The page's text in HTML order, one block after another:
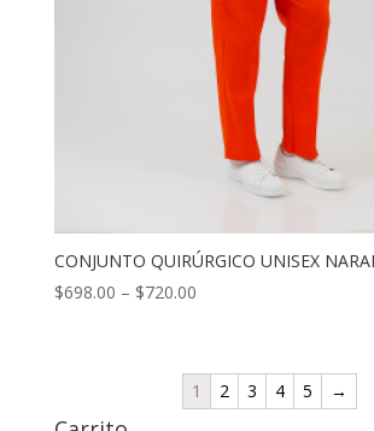
CONJUNTO QUIRÚRGICO UNISEX
$698.00 – $720.00
1 2 3 4 5 →